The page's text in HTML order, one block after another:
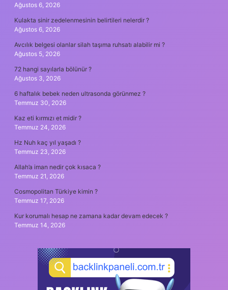
Ağustos 6, 2026
Kulakta sinir zedelenmesinin belirtileri nelerdir ?
Ağustos 6, 2026
Avcılık belgesi olanlar silah taşıma ruhsatı alabilir mi ?
Ağustos 5, 2026
72 hangi sayılarla bölünür ?
Ağustos 3, 2026
6 haftalık bebek neden ultrasonda görünmez ?
Temmuz 30, 2026
Kaz eti kırmızı et midir ?
Temmuz 24, 2026
Hz Nuh kaç yıl yaşadı ?
Temmuz 23, 2026
Allah’a iman nedir çok kısaca ?
Temmuz 21, 2026
Cosmopolitan Türkiye kimin ?
Temmuz 17, 2026
Kur korumalı hesap ne zamana kadar devam edecek ?
Temmuz 14, 2026